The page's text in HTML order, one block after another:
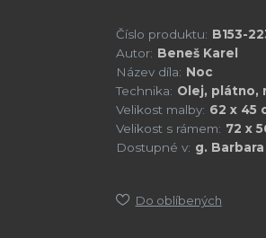
Číslo produktu: B153-
Autor: Beneš Karel
Název díla: Noc
Technika: Olej, plátno,
Velikost malby: 62 x 45
Velikost s rámem: 72 x
Dostupné v: g.
Do oblíbených